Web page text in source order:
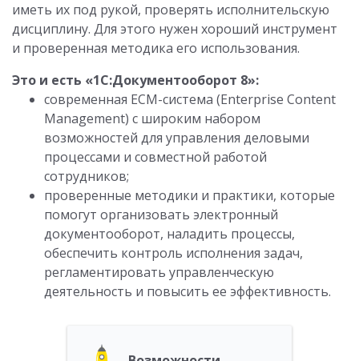
иметь их под рукой, проверять исполнительскую
дисциплину. Для этого нужен хороший инструмент
и проверенная методика его использования.
Это и есть «1С:Документооборот 8»:
современная ECM-система (Enterprise Content
Management) с широким набором
возможностей для управления деловыми
процессами и совместной работой
сотрудников;
проверенные методики и практики, которые
помогут организовать электронный
документооборот, наладить процессы,
обеспечить контроль исполнения задач,
регламентировать управленческую
деятельность и повысить ее эффективность.